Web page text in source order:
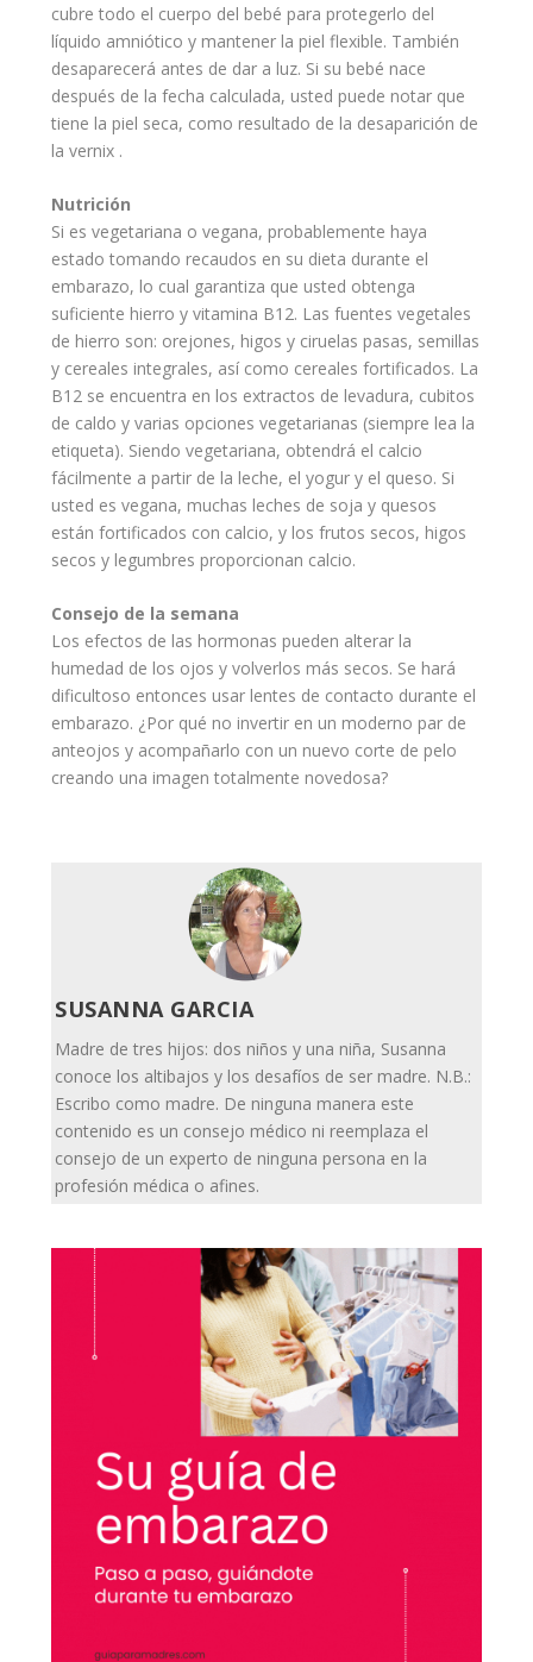
cubre todo el cuerpo del bebé para protegerlo del
líquido amniótico y mantener la piel flexible. También
desaparecerá antes de dar a luz. Si su bebé nace
después de la fecha calculada, usted puede notar que
tiene la piel seca, como resultado de la desaparición de
la vernix .
Nutrición
Si es vegetariana o vegana, probablemente haya
estado tomando recaudos en su dieta durante el
embarazo, lo cual garantiza que usted obtenga
suficiente hierro y vitamina B12. Las fuentes vegetales
de hierro son: orejones, higos y ciruelas pasas, semillas
y cereales integrales, así como cereales fortificados. La
B12 se encuentra en los extractos de levadura, cubitos
de caldo y varias opciones vegetarianas (siempre lea la
etiqueta). Siendo vegetariana, obtendrá el calcio
fácilmente a partir de la leche, el yogur y el queso. Si
usted es vegana, muchas leches de soja y quesos
están fortificados con calcio, y los frutos secos, higos
secos y legumbres proporcionan calcio.
Consejo de la semana
Los efectos de las hormonas pueden alterar la
humedad de los ojos y volverlos más secos. Se hará
dificultoso entonces usar lentes de contacto durante el
embarazo. ¿Por qué no invertir en un moderno par de
anteojos y acompañarlo con un nuevo corte de pelo
creando una imagen totalmente novedosa?
SUSANNA GARCIA
Madre de tres hijos: dos niños y una niña, Susanna
conoce los altibajos y los desafíos de ser madre. N.B.:
Escribo como madre. De ninguna manera este
contenido es un consejo médico ni reemplaza el
consejo de un experto de ninguna persona en la
profesión médica o afines.